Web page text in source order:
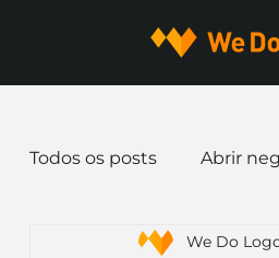
Todos os posts Abrir
Dicas de Marketing
We Do